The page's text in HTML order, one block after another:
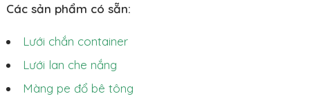
Các sản phẩm có sẵn:
Lưới chắn container
Lưới lan che nắng
Màng pe đổ bê tông